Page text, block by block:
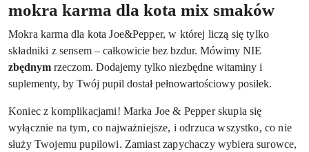
mokra karma dla kota mix smaków
Mokra karma dla kota Joe&Pepper, w której liczą się tylko
składniki z sensem –całkowicie bez bzdur.MówimyNIE
zbędnym rzeczom. Dodajemy tylko niezbędne witaminy i
suplementy, by Twój pupil dostał pełnowartościowy posiłek.
Koniec z komplikacjami! Marka Joe & Pepper skupia się
wyłącznie na tym, co najważniejsze, i odrzuca wszystko, co nie
służy Twojemu pupilowi. Zamiast zapychaczy wybiera surowce,